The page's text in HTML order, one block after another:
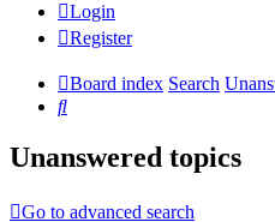
Login
Register
Board index Search
Search
Unanswered topics
Go to advanced search